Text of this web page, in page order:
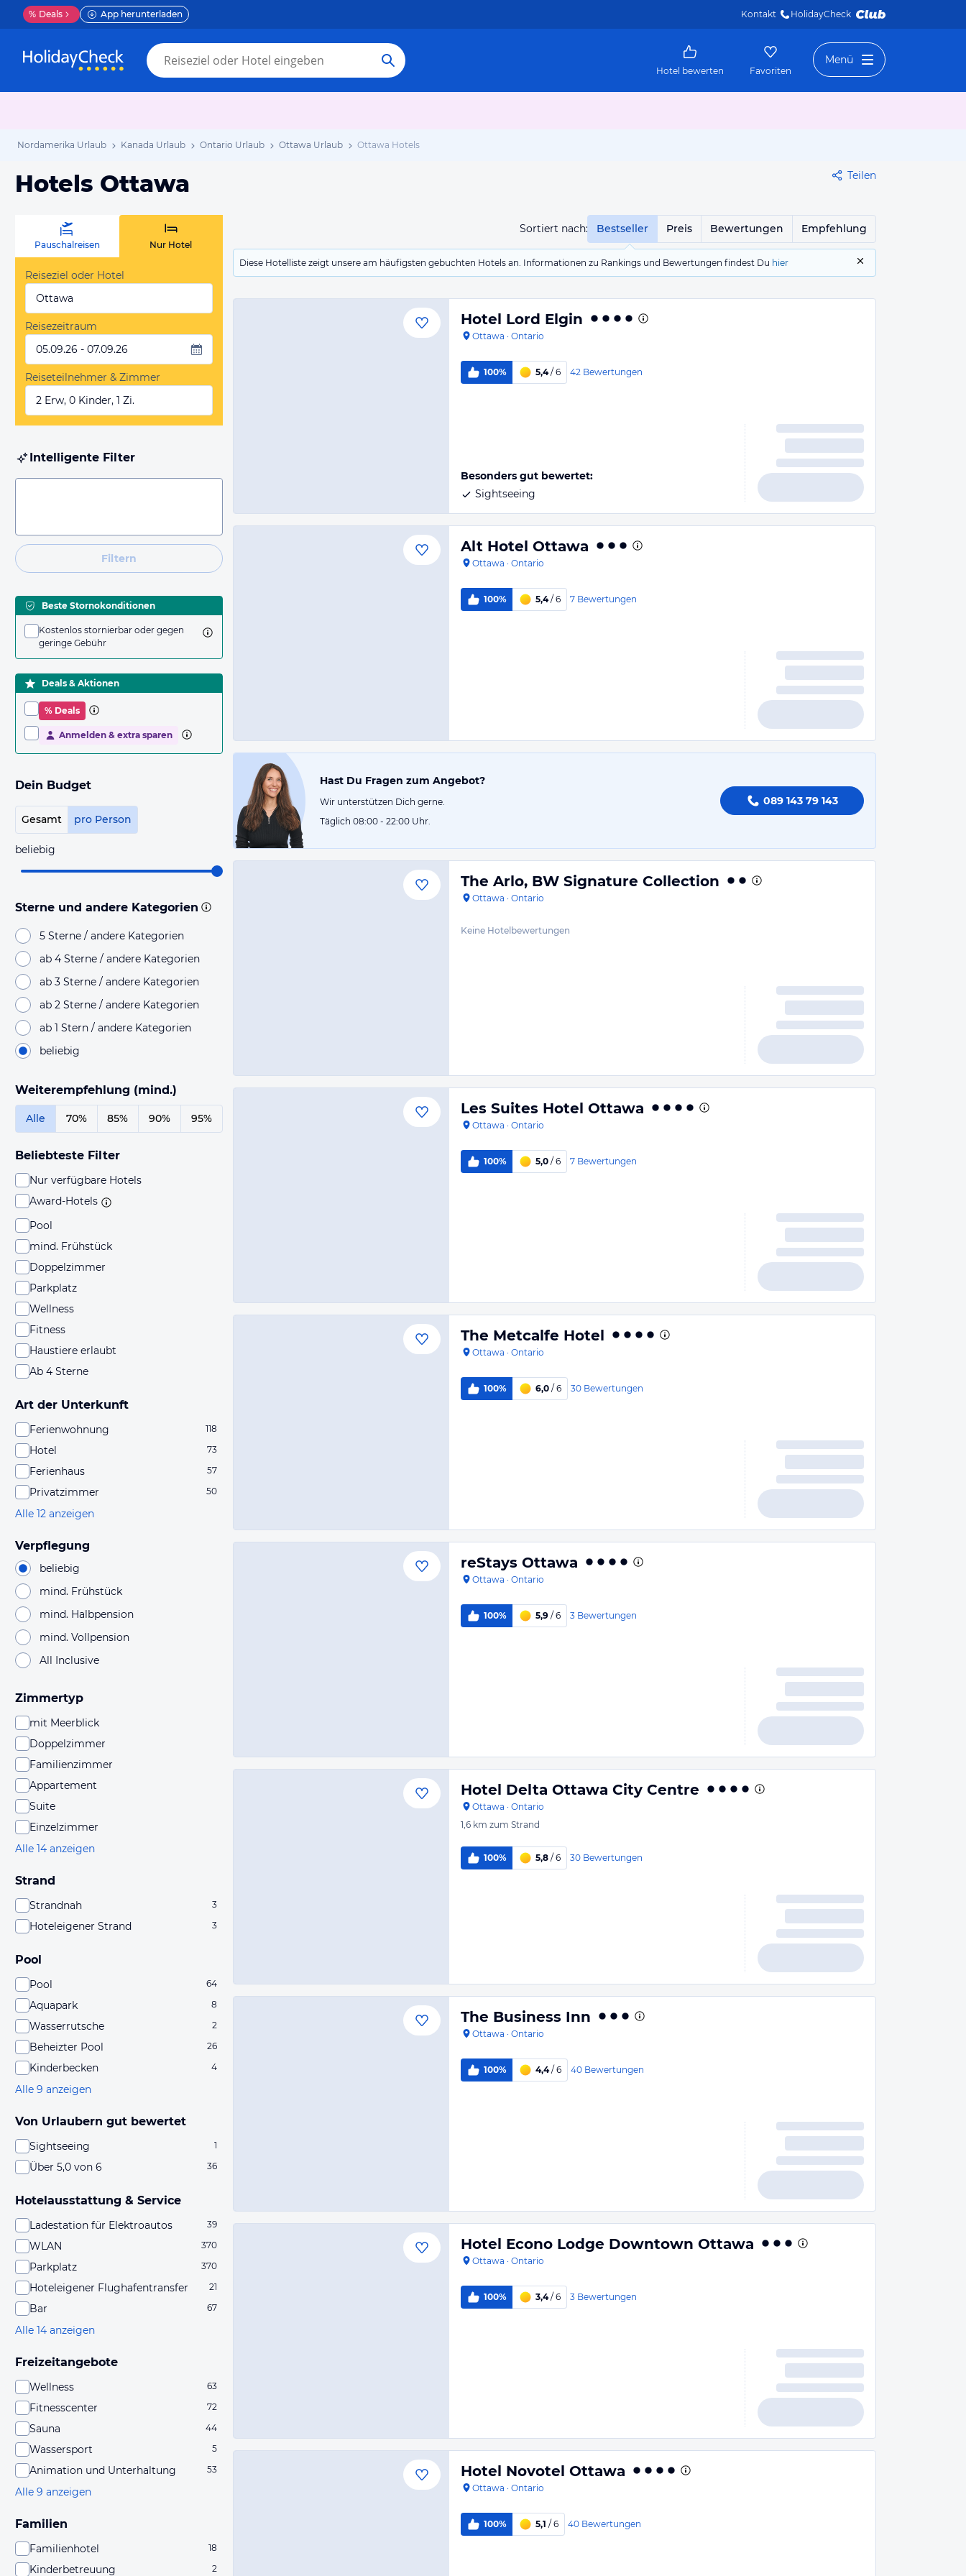
% Deals App herunterladen Kontakt HolidayCheck
Hotel bewerten Favoriten
Menü
Nordamerika Urlaub Kanada Urlaub Ontario Urlaub Ottawa Urlaub Ottawa Hotels
Hotels Ottawa Teilen
Sortiert nach: Bestseller Preis Bewertungen Empfehlung
Diese Hotelliste zeigt unsere am häufigsten gebuchten Hotels an. Informationen zu Rankings und Bewertungen findest Du hier
Pauschalreisen Nur Hotel
Reiseziel oder Hotel
Ottawa
Reisezeitraum
05.09.26 - 07.09.26
Reiseteilnehmer & Zimmer
2 Erw, 0 Kinder, 1 Zi.
Intelligente Filter
Filtern
Beste Stornokonditionen
Kostenlos stornierbar oder gegen
geringe Gebühr
Deals & Aktionen
% Deals
Anmelden & extra sparen
Dein Budget
Gesamt pro Person
beliebig
Sterne und andere Kategorien
5 Sterne / andere Kategorien
ab 4 Sterne / andere Kategorien
ab 3 Sterne / andere Kategorien
ab 2 Sterne / andere Kategorien
ab 1 Stern / andere Kategorien
beliebig
Weiterempfehlung (mind.)
Alle 70% 85% 90% 95%
Beliebteste Filter
Nur verfügbare Hotels
Award-Hotels
Pool
mind. Frühstück
Doppelzimmer
Parkplatz
Wellness
Fitness
Haustiere erlaubt
Ab 4 Sterne
Art der Unterkunft
Ferienwohnung 118
Hotel 73
Ferienhaus 57
Privatzimmer 50
Alle 12 anzeigen
Verpflegung
beliebig
mind. Frühstück
mind. Halbpension
mind. Vollpension
All Inclusive
Zimmertyp
mit Meerblick
Doppelzimmer
Familienzimmer
Appartement
Suite
Einzelzimmer
Alle 14 anzeigen
Strand
Strandnah 3
Hoteleigener Strand 3
Pool
Pool 64
Aquapark 8
Wasserrutsche 2
Beheizter Pool 26
Kinderbecken 4
Alle 9 anzeigen
Von Urlaubern gut bewertet
Sightseeing 1
Über 5,0 von 6 36
Hotelausstattung & Service
Ladestation für Elektroautos 39
WLAN 370
Parkplatz 370
Hoteleigener Flughafentransfer 21
Bar 67
Alle 14 anzeigen
Freizeitangebote
Wellness 63
Fitnesscenter 72
Sauna 44
Wassersport 5
Animation und Unterhaltung 53
Alle 9 anzeigen
Familien
Familienhotel 18
Kinderbetreuung 2
Hotel Lord Elgin
Ottawa · Ontario
100% 5,4/ 6 42 Bewertungen
Besonders gut bewertet:
Sightseeing
Alt Hotel Ottawa
Ottawa · Ontario
100% 5,4/ 6 7 Bewertungen
Hast Du Fragen zum Angebot?
Wir unterstützen Dich gerne.
Täglich 08:00 - 22:00 Uhr.
089 143 79 143
The Arlo, BW Signature Collection
Ottawa · Ontario
Keine Hotelbewertungen
Les Suites Hotel Ottawa
Ottawa · Ontario
100% 5,0 / 6 7 Bewertungen
The Metcalfe Hotel
Ottawa · Ontario
100% 6,0 / 6 30 Bewertungen
reStays Ottawa
Ottawa · Ontario
100% 5,9 / 6 3 Bewertungen
Hotel Delta Ottawa City Centre
Ottawa · Ontario
1,6 km zum Strand
100% 5,8 / 6 30 Bewertungen
The Business Inn
Ottawa · Ontario
100% 4,4/ 6 40 Bewertungen
Hotel Econo Lodge Downtown Ottawa
Ottawa · Ontario
100% 3,4/ 6 3 Bewertungen
Hotel Novotel Ottawa
Ottawa · Ontario
100% 5,1 / 6 40 Bewertungen